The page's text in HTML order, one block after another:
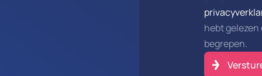
hebt gelezen
begrepen.